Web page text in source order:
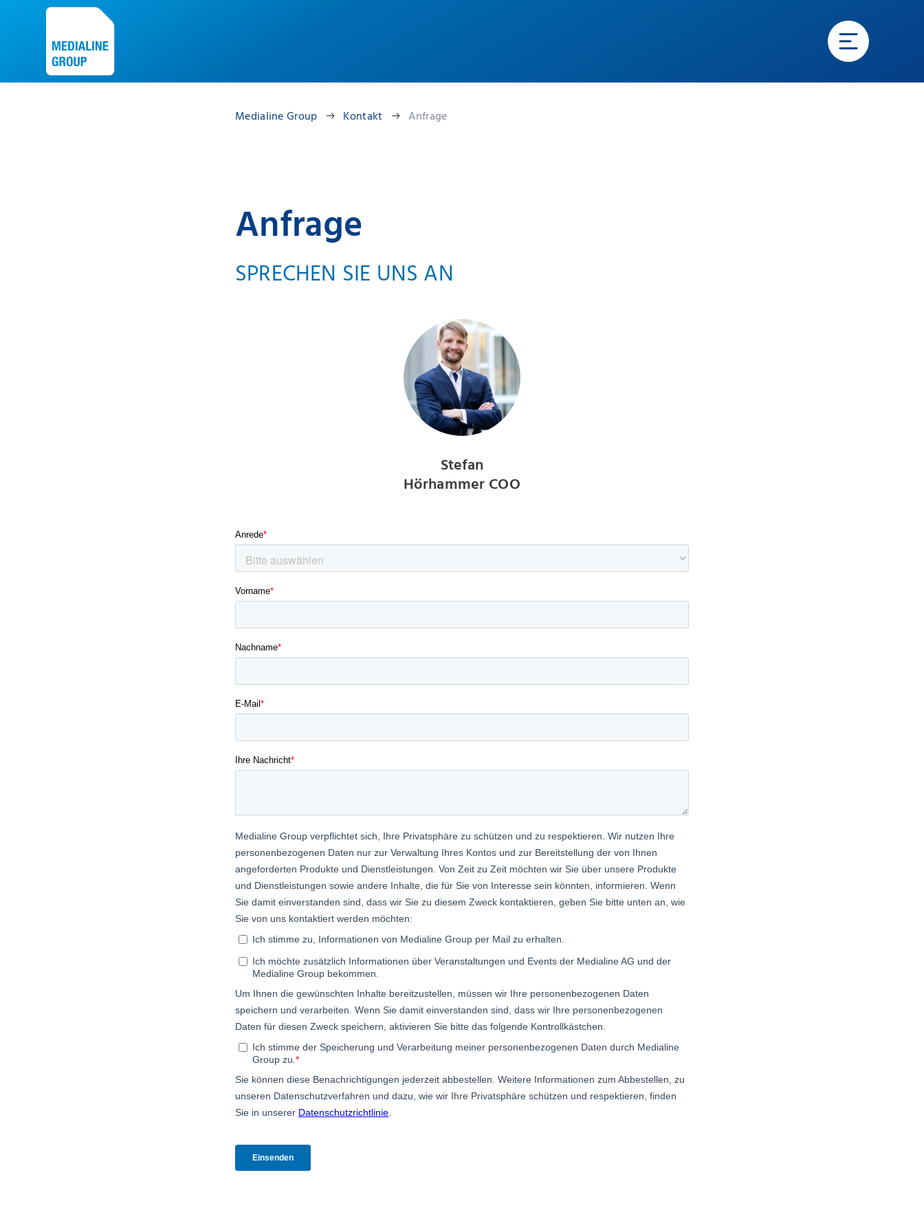
Medialine Group Kontakt Anfrage
Anfrage
SPRECHEN SIE UNS AN
Stefan
Hörhammer COO